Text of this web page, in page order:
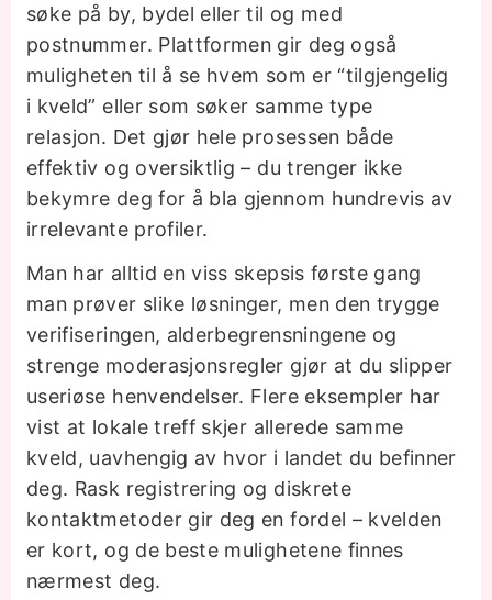
søke på by, bydel eller til og med
postnummer. Plattformen gir deg også
muligheten til å se hvem som er “tilgjengelig
i kveld” eller som søker samme type
relasjon. Det gjør hele prosessen både
effektiv og oversiktlig – du trenger ikke
bekymre deg for å bla gjennom hundrevis av
irrelevante profiler.
Man har alltid en viss skepsis første gang
man prøver slike løsninger, men den trygge
verifiseringen, alderbegrensningene og
strenge moderasjonsregler gjør at du slipper
useriøse henvendelser. Flere eksempler har
vist at lokale treff skjer allerede samme
kveld, uavhengig av hvor i landet du befinner
deg. Rask registrering og diskrete
kontaktmetoder gir deg en fordel – kvelden
er kort, og de beste mulighetene finnes
nærmest deg.